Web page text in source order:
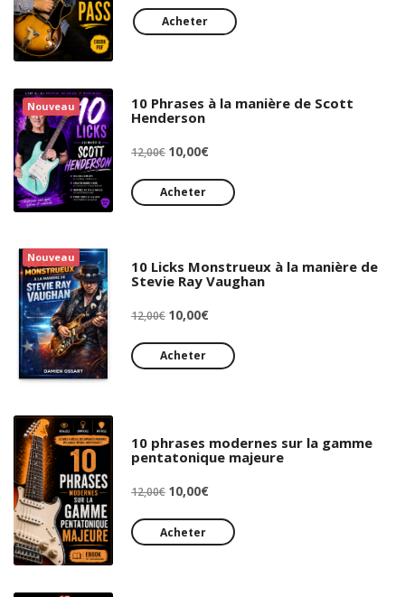
initial
était :
9,00€.
actuel
est :
7,00€.
Acheter
Nouveau
10 Phrases à la manière de Scott
Henderson
12,00€ Le
initial
était :
12,00€.
10,00€Le
actuel
10,00€.
Acheter
Nouveau
10 Licks Monstrueux à la manière de
Stevie Ray Vaughan
12,00€ Le
initial
était :
12,00€.
10,00€Le
actuel
10,00€.
Acheter
10 phrases modernes sur la gamme
pentatonique majeure
12,00€ Le
initial
était :
12,00€.
10,00€Le
actuel
10,00€.
Acheter